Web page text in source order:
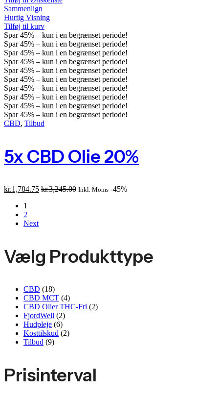
Sammenlign
Hurtig Visning
Tilføj til kurv
Spar45% – kun i en begrænset periode!
Spar45% – kun i en begrænset periode!
Spar45% – kun i en begrænset periode!
Spar45% – kun i en begrænset periode!
Spar45% – kun i en begrænset periode!
Spar45% – kun i en begrænset periode!
Spar45% – kun i en begrænset periode!
Spar45% – kun i en begrænset periode!
Spar45% – kun i en begrænset periode!
Spar45% – kun i en begrænset periode!
CBD, Tilbud
5x CBD Olie 20%
kr.1,784.75 kr.3,245.00 Inkl. Moms -45%
1
2
Next
Vælg Produkttype
CBD (18)
CBD MCT (4)
CBD Olier THC-Fri (2)
FjordWell (2)
Hudpleje (6)
Kosttilskud (2)
Tilbud (9)
Prisinterval